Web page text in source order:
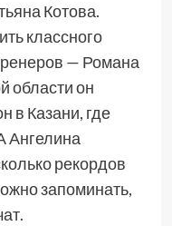
Котова.
классного
— Романа
области он
в Казани, где
Ангелина
рекордов
запоминать,